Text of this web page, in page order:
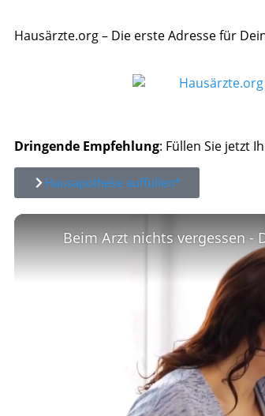
Hausärzte.org – Die erste Adresse für
Dringende Empfehlung: Füllen Sie jetzt
Hausapotheke auffüllen*
Beim Arzt nichts vergessen -